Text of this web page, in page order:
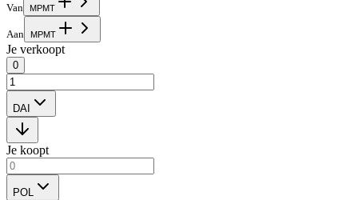
Van MPMT
Aan MPMT
Je verkoopt
0
DAI
Je koopt
POL